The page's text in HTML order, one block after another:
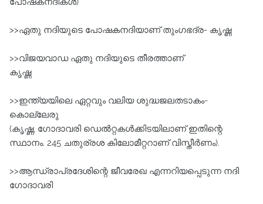
>>ഏതു നദിയുടെ പോഷകനദിയാണ്‌ തുംഗഭദ്ര- കൃഷ്ണ
>>വിജയവാഡ ഏതു നദിയുടെ തീരത്താണ്‌
കൃഷ്ണ
>>ഇന്ത്യയിലെ ഏറ്റവും വലിയ ശുദ്ധജലതടാകം-
കൊല്ലേരു
(കൃഷ്ണ, ഗോദാവരി ഡെല്‍റ്റകള്‍ക്കിടയിലാണ്‌ ഇതിന്റെ
സ്ഥാനം. 245 ചതുര്രശ കിലോമീറ്ററാണ്‌ വിസ്തീര്‍ണം).
>>ആന്ധ്രാപ്രദേശിന്റെ ജീവരേഖ എന്നറിയപ്പെടുന്ന നദി
ഗോദാവരി